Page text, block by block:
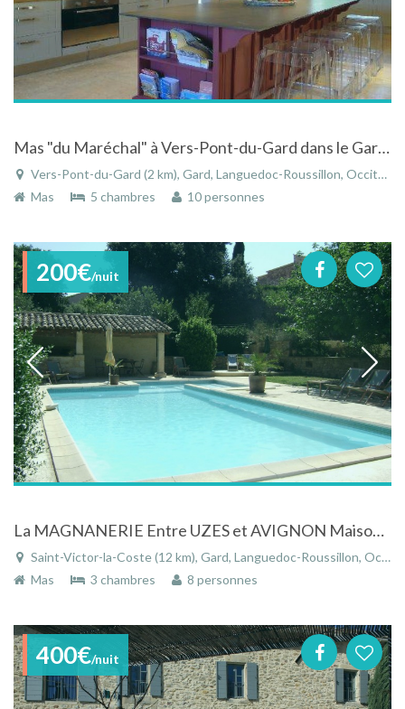
Mas "du Maréchal" à Vers-Pont-du-Gard dans le Gard - Languedoc-Roussillon avec piscine
Vers-Pont-du-Gard (2 km), Gard, Languedoc-Roussillon, Occitanie, France
Mas
5 chambres 10 personnes
200€/nuit
La MAGNANERIE Entre UZES et AVIGNON Maison avec piscine dans le vieux village
Saint-Victor-la-Coste (12 km), Gard, Languedoc-Roussillon, Occitanie, France
Mas
3 chambres 8 personnes
400€/nuit